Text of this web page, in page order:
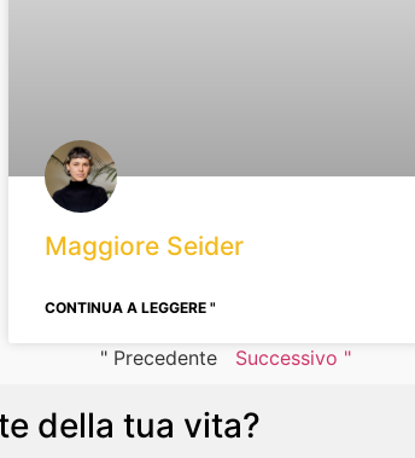
Maggiore Seider
CONTINUA A LEGGERE "
" Precedente Successivo "
della tua vita?